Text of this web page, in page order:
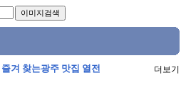
겨 찾는광주 맛집 열전 더보기